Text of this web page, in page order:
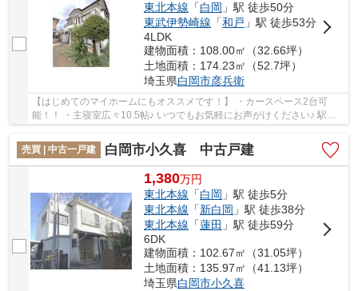
東北本線 「白岡 」駅 徒歩50分
東武伊勢崎線 「和戸 」駅 徒歩53分
4LDK
建物面積：108.00㎡（32.66坪）
土地面積：174.23㎡（52.7坪）
埼玉県白岡市彦兵衛
【はじめてのマイホームにもオススメです！】 ・カースペース2台可
能！！ ・主寝室広々10.5帖♪ いつでもお気軽にお声がけください♪ 駅か
売買 | 中古一戸建
白岡市小久喜 中古戸建
1,380万円
東北本線 「白岡 」駅 徒歩5分
東北本線 「新白岡 」駅 徒歩38分
東北本線 「蓮田 」駅 徒歩59分
6DK
建物面積：102.67㎡（31.05坪）
土地面積：135.97㎡（41.13坪）
埼玉県白岡市小久喜